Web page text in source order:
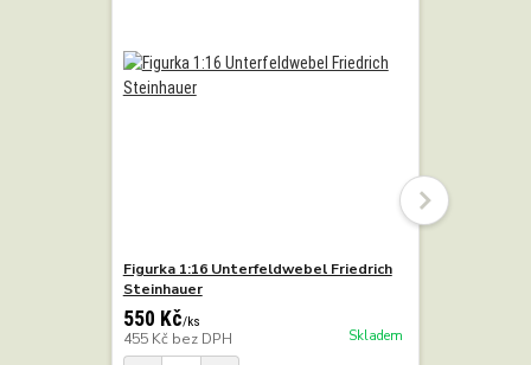
Figurka 1:16 Unterfeldwebel Friedrich
Steinhauer
550 Kč/ks
455 Kč bez DPH Skladem